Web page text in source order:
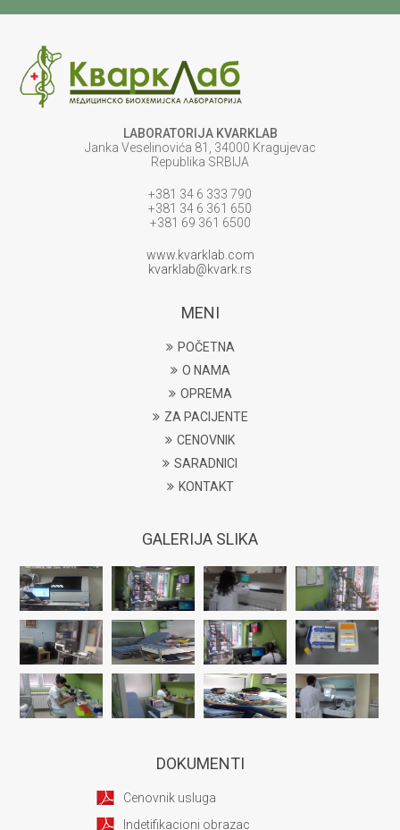
LABORATORIJA KVARKLAB
Janka Veselinovića 81, 34000 Kragujevac
Republika SRBIJA
+381 34 6 333 790
+381 34 6 361 650
+381 69 361 6500
www.kvarklab.com
kvarklab@kvark.rs
MENI
POČETNA
O NAMA
OPREMA
ZA PACIJENTE
CENOVNIK
SARADNICI
KONTAKT
GALERIJA SLIKA
DOKUMENTI
Cenovnik usluga
Indetifikacioni obrazac